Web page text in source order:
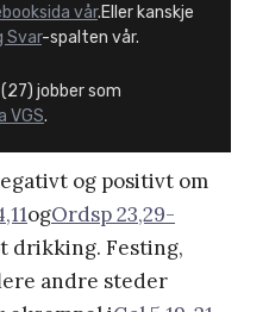
vår.Eller kanskje
Svar-spalten vår.
(27) jobber som
VGS.
og positivt om
ogOrdsp 23,29-
drikking. Festing,
andre steder